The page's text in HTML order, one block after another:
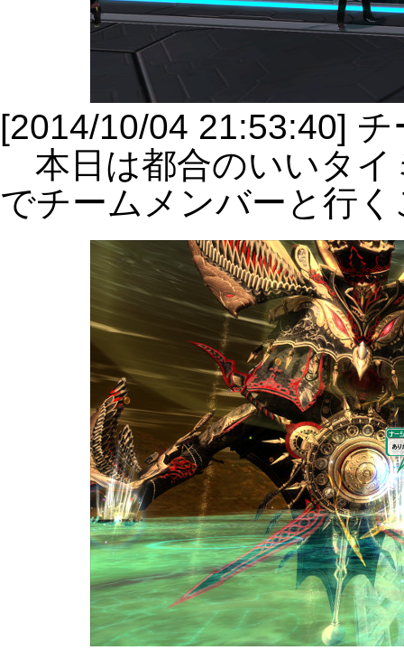
[2014/10/04 21:53:40]
本日は都合のいいタイ
でチームメンバーと行